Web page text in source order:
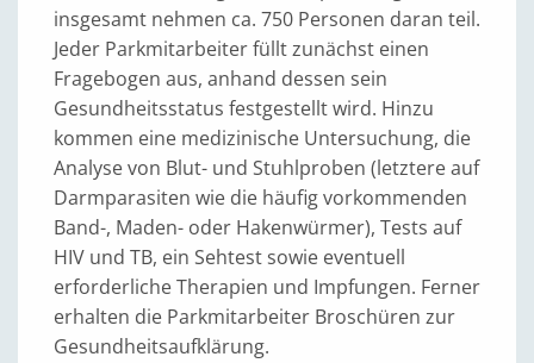
insgesamt nehmen ca. 750 Personen daran teil.
Jeder Parkmitarbeiter füllt zunächst einen
Fragebogen aus, anhand dessen sein
Gesundheitsstatus festgestellt wird. Hinzu
kommen eine medizinische Untersuchung, die
Analyse von Blut- und Stuhlproben (letztere auf
Darmparasiten wie die häufig vorkommenden
Band-, Maden- oder Hakenwürmer), Tests auf
HIV und TB, ein Sehtest sowie eventuell
erforderliche Therapien und Impfungen. Ferner
erhalten die Parkmitarbeiter Broschüren zur
Gesundheitsaufklärung.